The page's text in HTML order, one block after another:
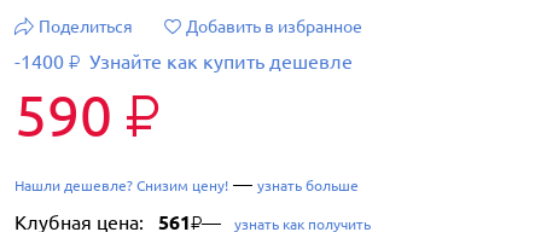
Поделиться
Добавить в избранное
-1400 ₽ Узнайте как купить дешевле
590 ₽
Нашли дешевле? Снизим цену! — узнать больше
Клубная цена: 561₽— узнать как получить